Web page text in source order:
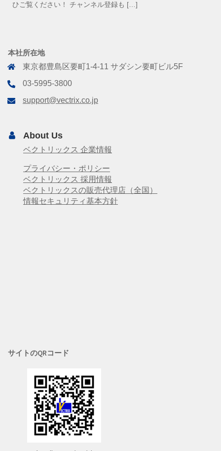
ひご覧ください！ チャンネル登録も […]
本社所在地
東京都豊島区要町1-4-11 サダシン要町ビル5F
03-5995-3800
support@vectrix.co.jp
About Us
ベクトリックス 企業情報
プライバシー・ポリシー
ベクトリックス 採用情報
ベクトリックスの販売代理店（全国）
情報セキュリティ基本方針
サイトのQRコード